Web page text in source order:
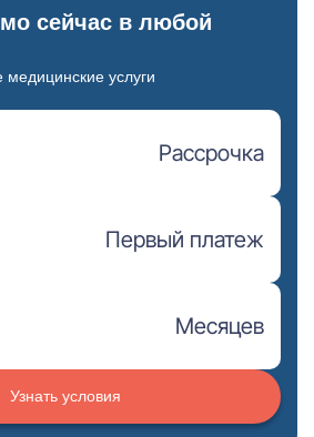
сейчас в любой
медицинские услуги
Рассрочка
Первый платеж
Месяцев
Узнать условия